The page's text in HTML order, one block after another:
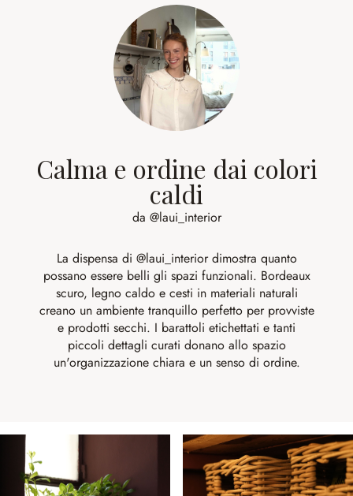
Calma e ordine dai colori
caldi
da @laui_interior
La dispensa di @laui_interiordimostra quanto
possano essere belli gli spazi funzionali. Bordeaux
scuro, legno caldo e cesti in materiali naturali
creano un ambiente tranquillo perfetto per provviste
e prodotti secchi. I barattoli etichettati e tanti
piccoli dettagli curati donano allo spazio
un'organizzazione chiara e un senso di ordine.